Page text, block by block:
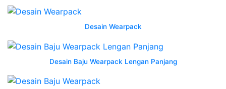
Membuat
Lapangan
Corel
Desain Wearpack
Desain Baju Wearpack Lengan Panjang